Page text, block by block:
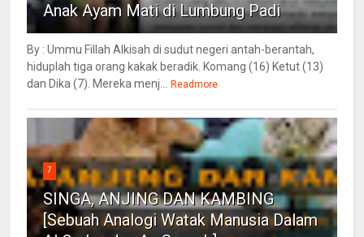
Anak Ayam Mati di Lumbung Padi
By : Ummu Fillah Alkisah di sudut negeri antah-berantah,
hiduplah tiga orang kakak beradik. Komang (16) Ketut (13)
dan Dika (7). Mereka menj... Readmore
7
SINGA, ANJING DAN KAMBING
[Sebuah Analogi Watak Manusia Dalam